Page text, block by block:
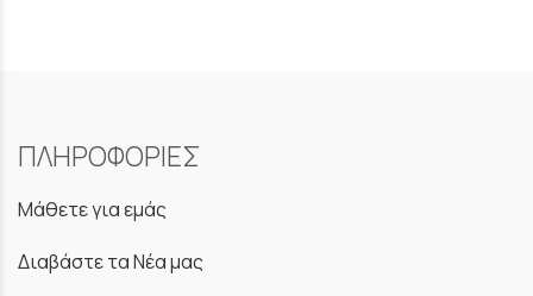
ΠΛΗΡΟΦΟΡΙΕΣ
Μάθετε για εμάς
Διαβάστε τα Νέα μας